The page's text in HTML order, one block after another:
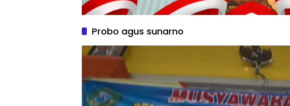
Probo agus sunarno